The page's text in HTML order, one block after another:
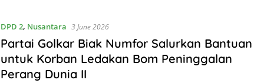
DPD 2, Nusantara 3 June 2026
Partai Golkar Biak Numfor Salurkan Bantuan
untuk Korban Ledakan Bom Peninggalan
Perang Dunia II